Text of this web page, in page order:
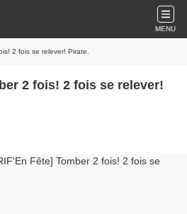
MENU
2 fois se relever! Pirate.
2 fois! 2 fois se relever!